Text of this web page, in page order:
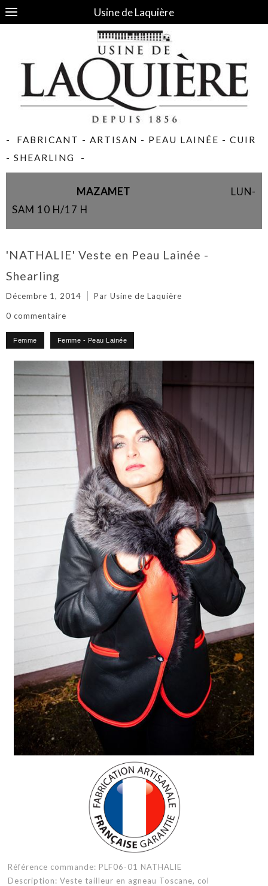
Usine de Laquière
- FABRICANT - ARTISAN - PEAU LAINÉE - CUIR
- SHEARLING -
MAZAMET LUN-
SAM 10 H/17 H
'NATHALIE' Veste en Peau Lainée -
Shearling
Décembre 1, 2014 Par Usine de Laquière
0 commentaire
Référence commande: PLF06-01 NATHALIE
Description: Veste tailleur en agneau Toscane, col